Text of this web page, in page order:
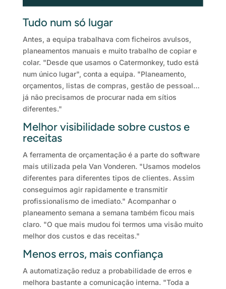
Tudo num só lugar
Antes, a equipa trabalhava com ficheiros avulsos,
planeamentos manuais e muito trabalho de copiar e
colar. "Desde que usamos o Catermonkey, tudo está
num único lugar", conta a equipa. "Planeamento,
orçamentos, listas de compras, gestão de pessoal…
já não precisamos de procurar nada em sítios
diferentes."
Melhor visibilidade sobre custos e
receitas
A ferramenta de orçamentação é a parte do software
mais utilizada pela Van Vonderen. "Usamos modelos
diferentes para diferentes tipos de clientes. Assim
conseguimos agir rapidamente e transmitir
profissionalismo de imediato." Acompanhar o
planeamento semana a semana também ficou mais
claro. "O que mais mudou foi termos uma visão muito
melhor dos custos e das receitas."
Menos erros, mais confiança
A automatização reduz a probabilidade de erros e
melhora bastante a comunicação interna. "Toda a